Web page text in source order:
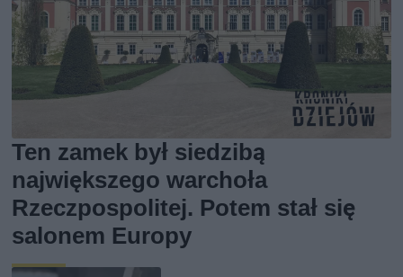
Ten zamek był siedzibą
największego warchoła
Rzeczpospolitej. Potem stał się
salonem Europy